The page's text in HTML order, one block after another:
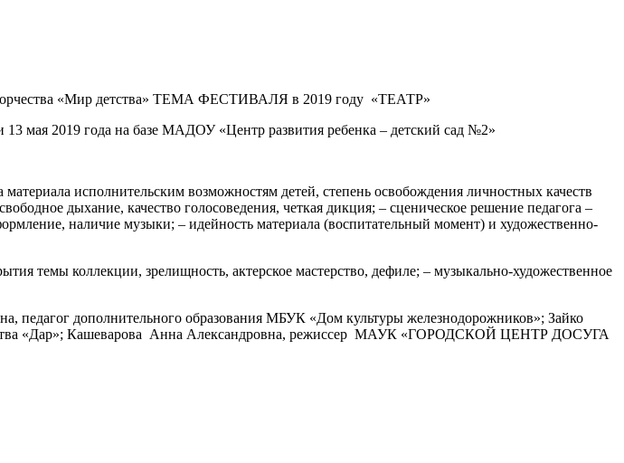
творчества «Мир детства» ТЕМА ФЕСТИВАЛЯ в 2019 году «ТЕАТР»
мая 2019 года на базе МАДОУ «Центр развития ребенка – детский сад №2»
материала исполнительским возможностям детей, степень освобождения личностных качеств
дыхание, качество голосоведения, четкая дикция; – сценическое решение педагога –
наличие музыки; – идейность материала (воспитательный момент) и художественно-
темы коллекции, зрелищность, актерское мастерство, дефиле; – музыкально-художественное
педагог дополнительного образования МБУК «Дом культуры железнодорожников»; Зайко
«Дар»; Кашеварова Анна Александровна, режиссер МАУК «ГОРОДСКОЙ ЦЕНТР ДОСУГА